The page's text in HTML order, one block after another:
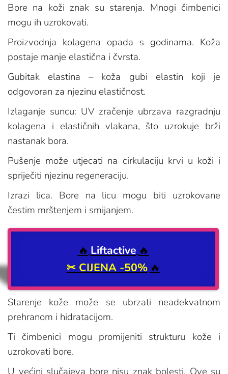
Bore na koži znak su starenja. Mnogi čimbenici
mogu ih uzrokovati.
Proizvodnja kolagena opada s godinama. Koža
postaje manje elastična i čvrsta.
Gubitak elastina – koža gubi elastin koji je
odgovoran za njezinu elastičnost.
Izlaganje suncu: UV zračenje ubrzava razgradnju
kolagena i elastičnih vlakana, što uzrokuje brži
nastanak bora.
Pušenje može utjecati na cirkulaciju krvi u koži i
spriječiti njezinu regeneraciju.
Izrazi lica. Bore na licu mogu biti uzrokovane
čestim mrštenjem i smijanjem.
🔥 Liftactive 🔥
✂ CIJENA -50% 🔥
Starenje kože može se ubrzati neadekvatnom
prehranom i hidratacijom.
Ti čimbenici mogu promijeniti strukturu kože i
uzrokovati bore.